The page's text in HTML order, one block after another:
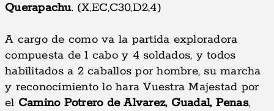
Querapachu. (X,EC,C30,D2,4)
A cargo de como va la partida exploradora
compuesta de 1 cabo y 4 soldados, y todos
habilitados a 2 caballos por hombre, su marcha
y reconocimiento lo hara Vuestra Majestad por
el Camino Potrero de Alvarez, Guadal, Penas,